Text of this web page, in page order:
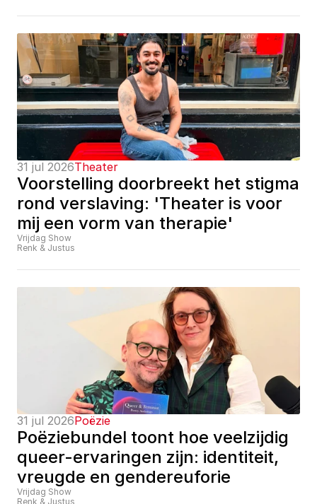
31 jul 2026Theater
Voorstelling doorbreekt het stigma
rond verslaving: 'Theater is voor
mij een vorm van therapie'
Vrijdag Show
Renk & Justus
31 jul 2026Poëzie
Poëziebundel toont hoe veelzijdig
queer-ervaringen zijn: identiteit,
vreugde en gendereuforie
Vrijdag Show
Renk & Justus